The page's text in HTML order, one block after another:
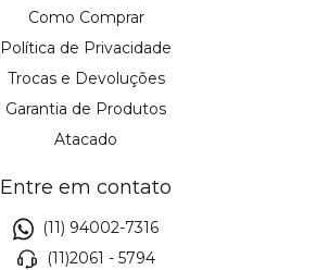
Como Comprar
Política de Privacidade
Trocas e Devoluções
Garantia de Produtos
Atacado
Entre em contato
(11) 94002-7316
(11)2061 - 5794